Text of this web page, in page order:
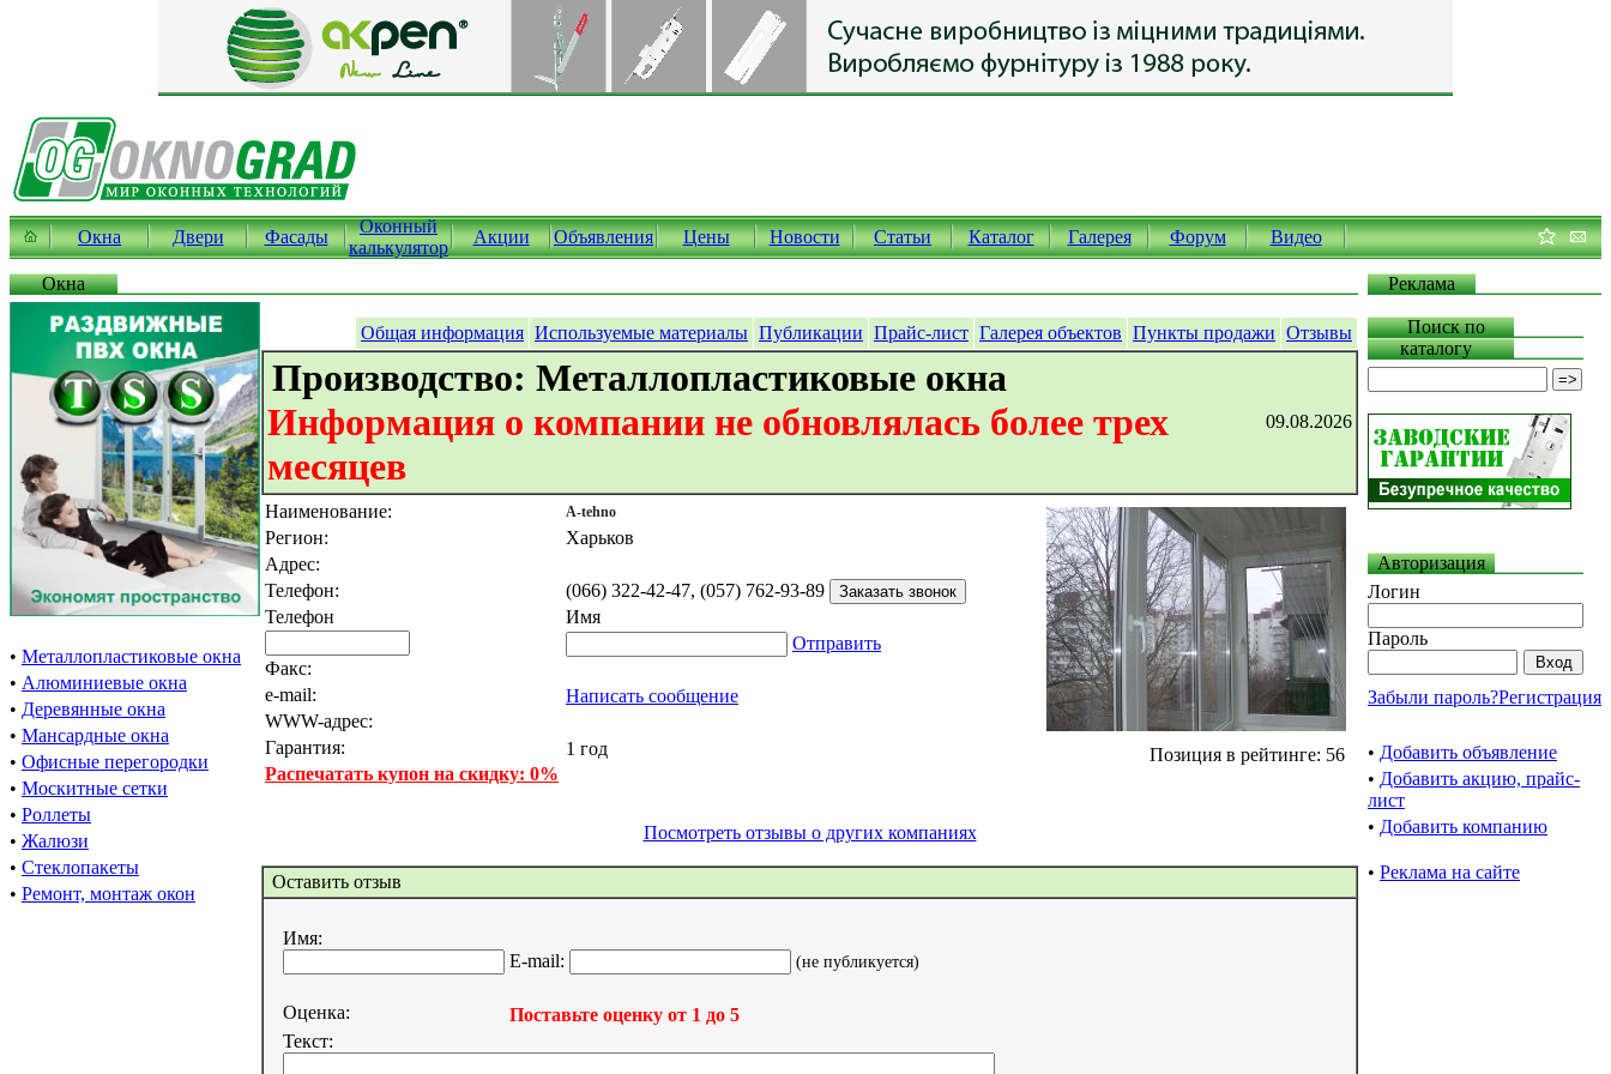
Окна Двери Фасады
Оконный
калькулятор
Акции Объявления Цены Новости Статьи Каталог Галерея Форум Видео
Окна Реклама
• Металлопластиковые окна
• Алюминиевые окна
• Деревянные окна
• Мансардные окна
• Офисные перегородки
• Москитные сетки
• Роллеты
• Жалюзи
• Стеклопакеты
• Ремонт, монтаж окон
Общая информация Используемые материалы Публикации Прайс-лист Галерея объектов Пункты продажи Отзывы
Производство: Металлопластиковые окна
Информация о компании не обновлялась более трех
месяцев
09.08.2026
Наименование:
Регион:
Адрес:
Телефон:
Телефон
Факс:
e-mail:
WWW-адрес:
Гарантия:
Распечатать купон на скидку: 0%
A-tehno
Харьков
(066) 322-42-47, (057) 762-93-89
Имя
Отправить
Написать сообщение
1 год Позиция в рейтинге: 56
Посмотреть отзывы о других компаниях
Оставить отзыв
Имя:
E-mail:
(не публикуется)
Оценка:
Поставьте оценку от 1 до 5
Текст:
Поиск по
каталогу
Авторизация
Логин
Пароль
Забыли пароль?Регистрация
• Добавить объявление
• Добавить акцию, прайс-
лист
• Добавить компанию
• Реклама на сайте